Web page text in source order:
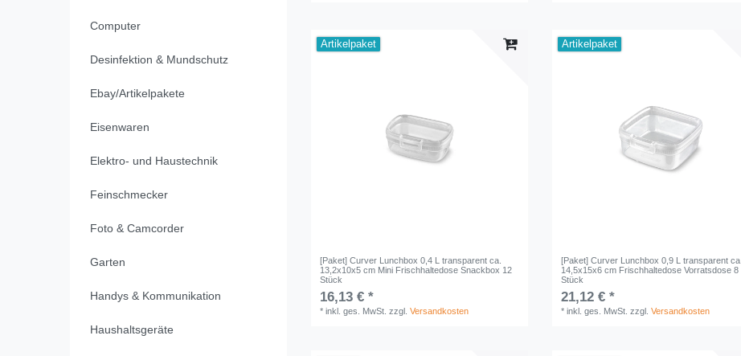
Computer
Desinfektion & Mundschutz
Ebay/Artikelpakete
Eisenwaren
Elektro- und Haustechnik
Feinschmecker
Foto & Camcorder
Garten
Handys & Kommunikation
Haushaltsgeräte
Artikelpaket
[Paket] Curver Lunchbox 0,4 L transparent ca.
13,2x10x5 cm Mini Frischhaltedose Snackbox 12
Stück
16,13 € *
*inkl. ges. MwSt. zzgl.Versandkosten
Artikelpaket
[Paket] Curver Lunchbox 0,9 L transparent ca.
14,5x15x6 cm Frischhaltedose Vorratsdose 8
Stück
21,12 € *
*inkl. ges. MwSt. zzgl.Versandkosten